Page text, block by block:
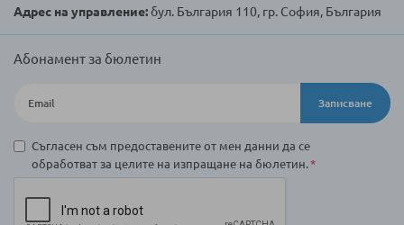
Адрес на управление:бул. България 110, гр. София, България
Абонамент за бюлетин
Записване
Съгласен съм предоставените от мен данни да се
обработват за целите на изпращане на бюлетин.